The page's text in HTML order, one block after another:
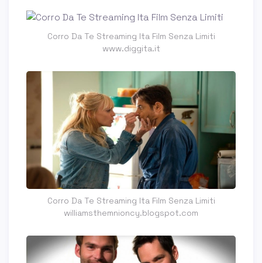
Corro Da Te Streaming Ita Film Senza Limiti
www.diggita.it
Corro Da Te Streaming Ita Film Senza Limiti
williamsthemnioncy.blogspot.com